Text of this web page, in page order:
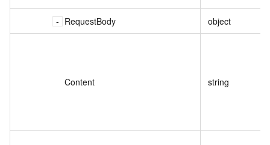
RequestBody object
Content string